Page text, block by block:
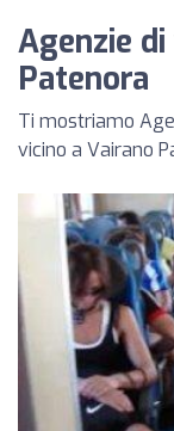
Agenzie
Patenora
Ti mostriamo
vicino a Vairano